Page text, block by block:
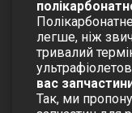
Полікарбонатне
легше, ніж
тривалий
вас
Так, ми